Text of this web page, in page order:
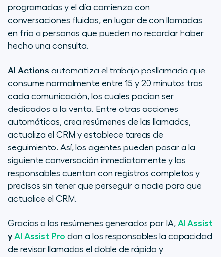
programadas y el día comienza con
conversaciones fluidas, en lugar de con llamadas
en frío a personas que pueden no recordar haber
hecho una consulta.
AI Actions automatiza el trabajo posllamada que
consume normalmente entre 15 y 20 minutos tras
cada comunicación, los cuales podían ser
dedicados a la venta. Entre otras acciones
automáticas, crea resúmenes de las llamadas,
actualiza el CRM y establece tareas de
seguimiento. Así, los agentes pueden pasar a la
siguiente conversación inmediatamente y los
responsables cuentan con registros completos y
precisos sin tener que perseguir a nadie para que
actualice el CRM.
Gracias a los resúmenes generados por IA, AI Assist
y AI Assist Pro dan a los responsables la capacidad
de revisar llamadas el doble de rápido y